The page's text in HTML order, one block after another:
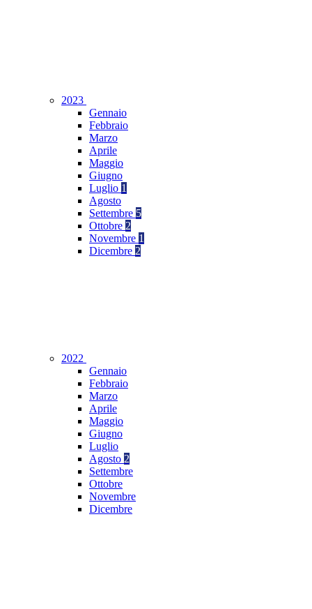
2023
Gennaio
Febbraio
Marzo
Aprile
Maggio
Giugno
Luglio 1
Agosto
Settembre 5
Ottobre 2
Novembre 1
Dicembre 2
2022
Gennaio
Febbraio
Marzo
Aprile
Maggio
Giugno
Luglio
Agosto 2
Settembre
Ottobre
Novembre
Dicembre